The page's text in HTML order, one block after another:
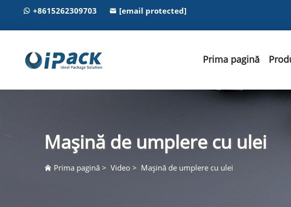
+8615262309703 [email protected]
Prima pagină
Mașină de umplere cu ulei
Prima pagină > Video > Mașină de umplere cu ulei